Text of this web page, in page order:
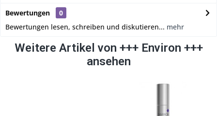
Bewertungen
0
Bewertungen lesen, schreiben und diskutieren... mehr
Weitere Artikel von +++ Environ +++
ansehen